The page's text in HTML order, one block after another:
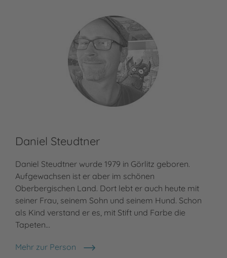
Daniel Steudtner
Daniel Steudtner wurde 1979 in Görlitz geboren.
Aufgewachsen ist er aber im schönen
Oberbergischen Land. Dort lebt er auch heute mit
seiner Frau, seinem Sohn und seinem Hund. Schon
als Kind verstand er es, mit Stift und Farbe die
Tapeten…
Mehr zur Person
Daniel Steudtner